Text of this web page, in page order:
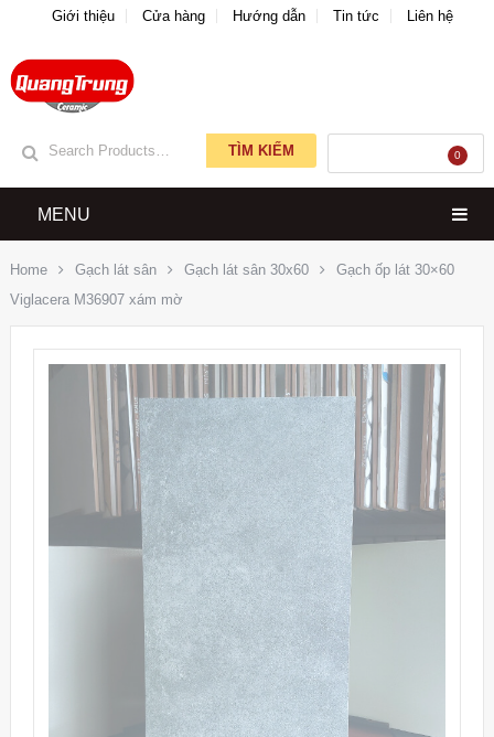
Giới thiệu Cửa hàng Hướng dẫn Tin tức Liên hệ
0
TÌM KIẾM
MENU
Home Gạch lát sân Gạch lát sân 30x60
Gạch ốp lát 30×60
Viglacera M36907 xám mờ